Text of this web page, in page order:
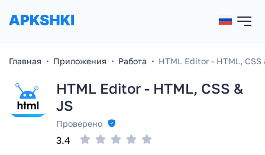
Главная Приложения Работа HTML Editor - HTML, CSS
HTML Editor - HTML, CSS &
JS
Проверено
3.4